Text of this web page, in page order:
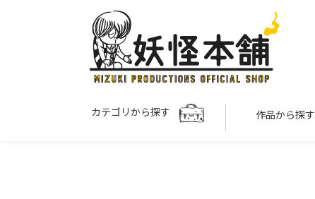
カテゴリから探す 作品から探す